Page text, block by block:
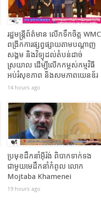
រដ្ឋមន្ត្រីព័ត៌មាន លើកទឹកចិត្ត WMC
ពង្រីកការផ្សព្វផ្សាយតាមបណ្តាញ
សង្គម និងវិទ្យុដល់តំបន់ដាច់
ស្រយាល ដើម្បីលើកកម្ពស់កម្មវិធី
អប់រំសុខភាព និងសមភាពយេនឌ័រ
14 hours ago
ប្រមុខដឹកនាំអ៊ីរ៉ង់ ពិបាកទាក់ទង
ជាមួយមេដឹកនាំកំពូល លោក
Mojtaba Khamenei
19 hours ago